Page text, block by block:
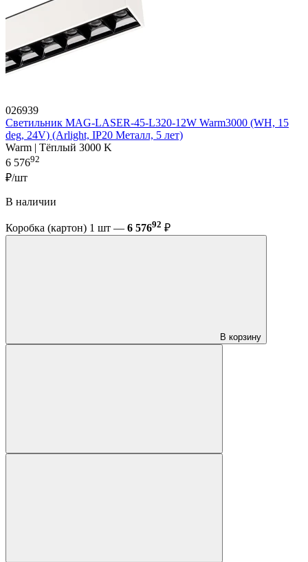
026939
Светильник MAG-LASER-45-L320-12W Warm3000 (WH, 15
deg, 24V) (Arlight, IP20 Металл, 5 лет)
Warm | Тёплый 3000 K
6 57692
₽/шт
В наличии
Коробка (картон) 1 шт — 6 57692 ₽
В корзину